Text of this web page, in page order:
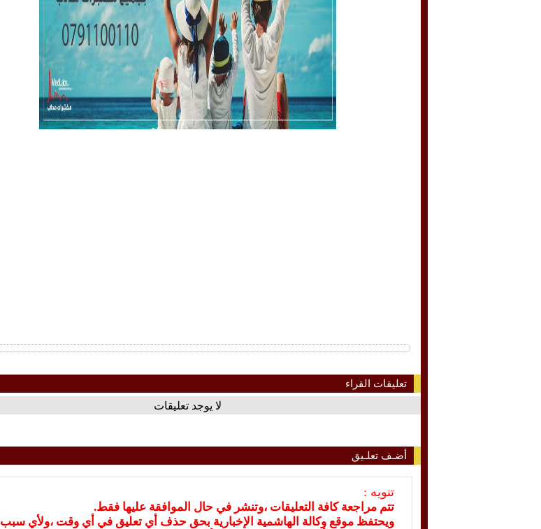
تعليقات القراء
لا يوجد تعليقات
أضـف تعلـيق
تنويه :
تتم مراجعة كافة التعليقات ،وتنشر في حال الموافقة عليها فقط.
ويحتفظ موقع وكالة الهاشمية الإخبارية بحق حذف أي تعليق في أي وقت ،ولأي سبب